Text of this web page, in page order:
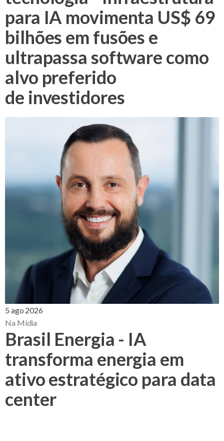
para IA movimenta US$ 69
bilhões em fusões e
ultrapassa software como
alvo preferido
de investidores
5 ago 2026
Na Mídia
Brasil Energia - IA
transforma energia em
ativo estratégico para data
center